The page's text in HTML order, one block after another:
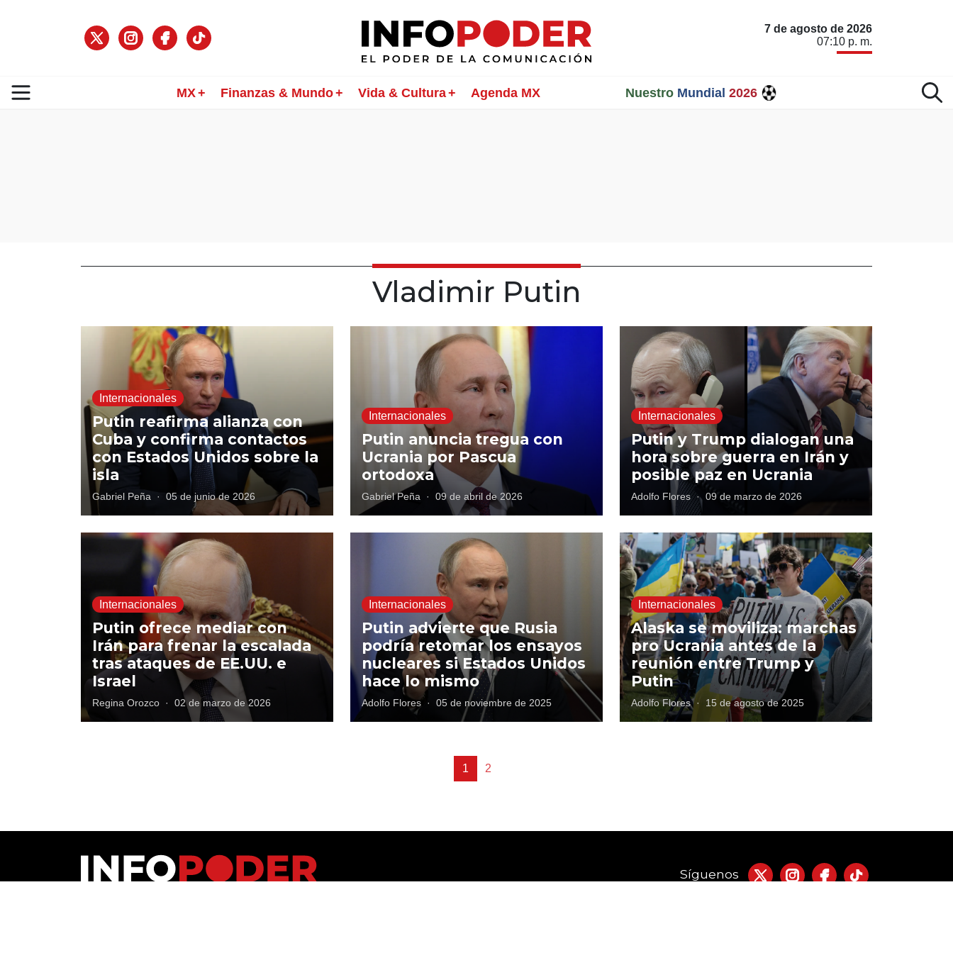
7 de agosto de 2026
07:10 p. m.
MX Finanzas & Mundo Vida & Cultura Agenda MX Nuestro Mundial 2026
Vladimir Putin
Internacionales
Putin reafirma alianza con
Cuba y confirma contactos
con Estados Unidos sobre la
isla
Gabriel Peña · 05 de junio de 2026
Internacionales
Putin anuncia tregua con
Ucrania por Pascua
ortodoxa
Gabriel Peña · 09 de abril de 2026
Internacionales
Putin y Trump dialogan una
hora sobre guerra en Irán y
posible paz en Ucrania
Adolfo Flores · 09 de marzo de 2026
Internacionales
Putin ofrece mediar con
Irán para frenar la escalada
tras ataques de EE.UU. e
Israel
Regina Orozco · 02 de marzo de 2026
Internacionales
Putin advierte que Rusia
podría retomar los ensayos
nucleares si Estados Unidos
hace lo mismo
Adolfo Flores · 05 de noviembre de 2025
Internacionales
Alaska se moviliza: marchas
pro Ucrania antes de la
reunión entre Trump y
Putin
Adolfo Flores· 15 de agosto de 2025
1 2
Síguenos